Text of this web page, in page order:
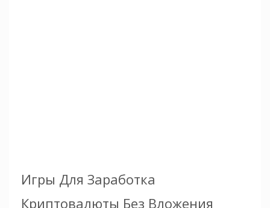
Игры Для Заработка
Криптовалюты Без Вложения